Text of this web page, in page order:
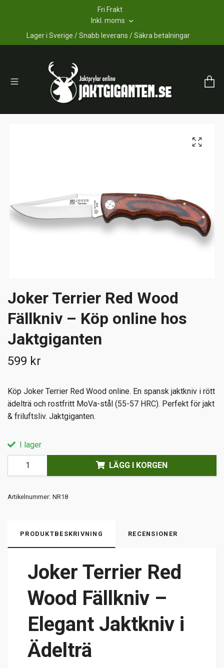
Fri Frakt
Inkl. moms
Lager i Sverige / Snabb leverans / Säkra betalningar
Joker Terrier Red Wood
Fällkniv – Köp online hos
Jaktgiganten
599 kr
Köp Joker Terrier Red Wood online. En spansk jaktkniv i rött
ädelträ och rostfritt MoVa-stål (55-57 HRC). Perfekt för jakt
& friluftsliv. Jaktgiganten.
I lager
LÄGG I KORGEN
Artikelnummer: NR18
PRODUKTBESKRIVNING RECENSIONER
Joker Terrier Red
Wood Fällkniv –
Elegant Jaktkniv i
Ädelträ